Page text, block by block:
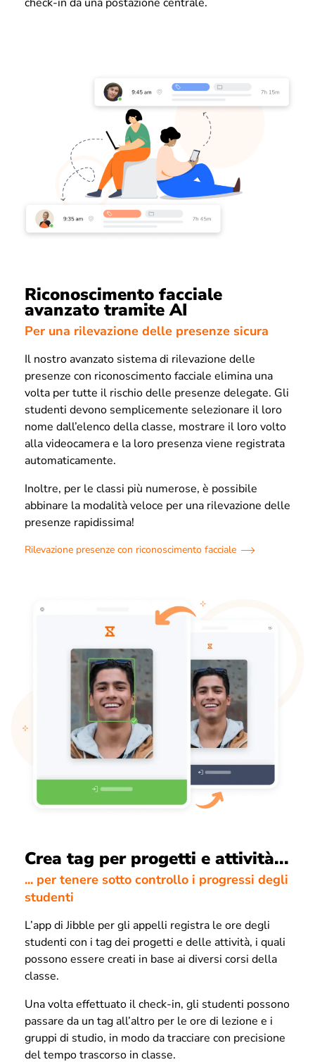
Riconoscimento facciale
avanzato tramite AI
Per una rilevazione delle presenze sicura
Il nostro avanzato sistema di rilevazione delle
presenze con riconoscimento facciale elimina una
volta per tutte il rischio delle presenze delegate. Gli
studenti devono semplicemente selezionare il loro
nome dall’elenco della classe, mostrare il loro volto
alla videocamera e la loro presenza viene registrata
automaticamente.
Inoltre, per le classi più numerose, è possibile
abbinare la modalità veloce per una rilevazione delle
presenze rapidissima!
Rilevazione presenze con riconoscimento facciale
Crea tag per progetti e attività...
... per tenere sotto controllo i progressi degli
studenti
L’app di Jibble per gli appelli registra le ore degli
studenti con i tag dei progetti e delle attività, i quali
possono essere creati in base ai diversi corsi della
classe.
Una volta effettuato il check-in, gli studenti possono
passare da un tag all’altro per le ore di lezione e i
gruppi di studio, in modo da tracciare con precisione
del tempo trascorso in classe.